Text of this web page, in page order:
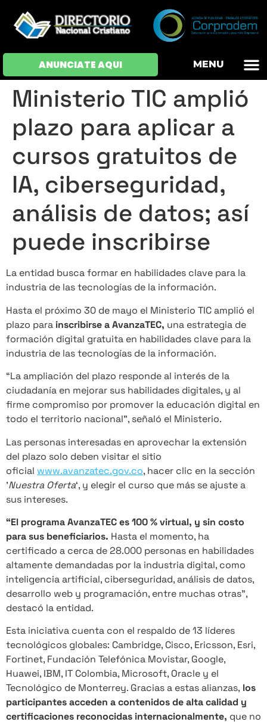
ANUNCIATE AQUI MENU
Ministerio TIC amplió
plazo para aplicar a
cursos gratuitos de
IA, ciberseguridad,
análisis de datos; así
puede inscribirse
La entidad busca formar en habilidades clave para la
industria de las tecnologías de la información.
Hasta el próximo 30 de mayo el Ministerio TIC amplió el
plazo para inscribirse a AvanzaTEC, una estrategia de
formación digital gratuita en habilidades clave para la
industria de las tecnologías de la información.
“La ampliación del plazo responde al interés de la
ciudadanía en mejorar sus habilidades digitales, y al
firme compromiso por promover la educación digital en
todo el territorio nacional”, señaló el Ministerio.
Las personas interesadas en aprovechar la extensión
del plazo solo deben visitar el sitio
oficial www.avanzatec.gov.co, hacer clic en la sección
’Nuestra Oferta‘, y elegir el curso que más se ajuste a
sus intereses.
“El programa AvanzaTEC es 100 % virtual, y sin costo
para sus beneficiarios. Hasta el momento, ha
certificado a cerca de 28.000 personas en habilidades
altamente demandadas por la industria digital, como
inteligencia artificial, ciberseguridad, análisis de datos,
desarrollo web y programación, entre muchas otras”,
destacó la entidad.
Esta iniciativa cuenta con el respaldo de 13 líderes
tecnológicos globales: Cambridge, Cisco, Ericsson, Esri,
Fortinet, Fundación Telefónica Movistar, Google,
Huawei, IBM, IT Colombia, Microsoft, Oracle y el
Tecnológico de Monterrey. Gracias a estas alianzas, los
participantes acceden a contenidos de alta calidad y
certificaciones reconocidas internacionalmente, que no